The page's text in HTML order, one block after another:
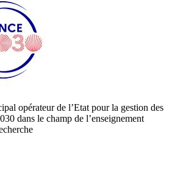
opérateur de l’Etat pour la gestion des
dans le champ de l’enseignement